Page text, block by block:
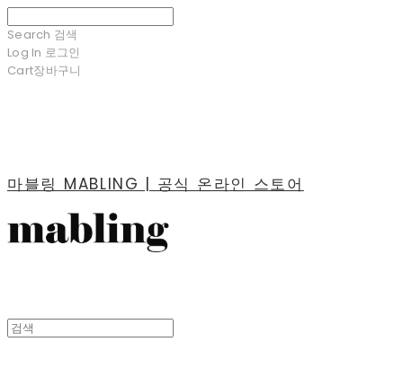
Search 검색
Log In 로그인
Cart장바구니
마블링 MABLING | 공식 온라인 스토어